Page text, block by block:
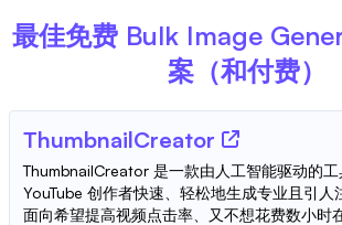
最佳免费 Bulk Image
案（和付费）
ThumbnailCreator
ThumbnailCreator 是一款由人工智能驱动的
YouTube 创作者快速、轻松地生成专业且引人
面向希望提高视频点击率、又不想花费数小时